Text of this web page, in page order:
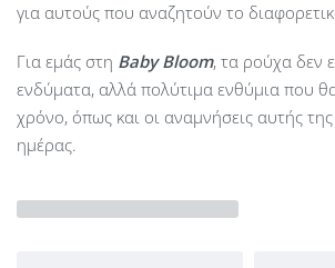
για αυτούς που αναζητούν το
Για εμάς στη Baby Bloom, τα ρούχα δεν
ενδύματα, αλλά πολύτιμα ενθύμια που
χρόνο, όπως και οι αναμνήσεις αυτής
ημέρας.